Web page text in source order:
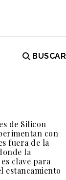
BUSCAR
de Silicon
con
fuera de la
la
clave para
estancamiento